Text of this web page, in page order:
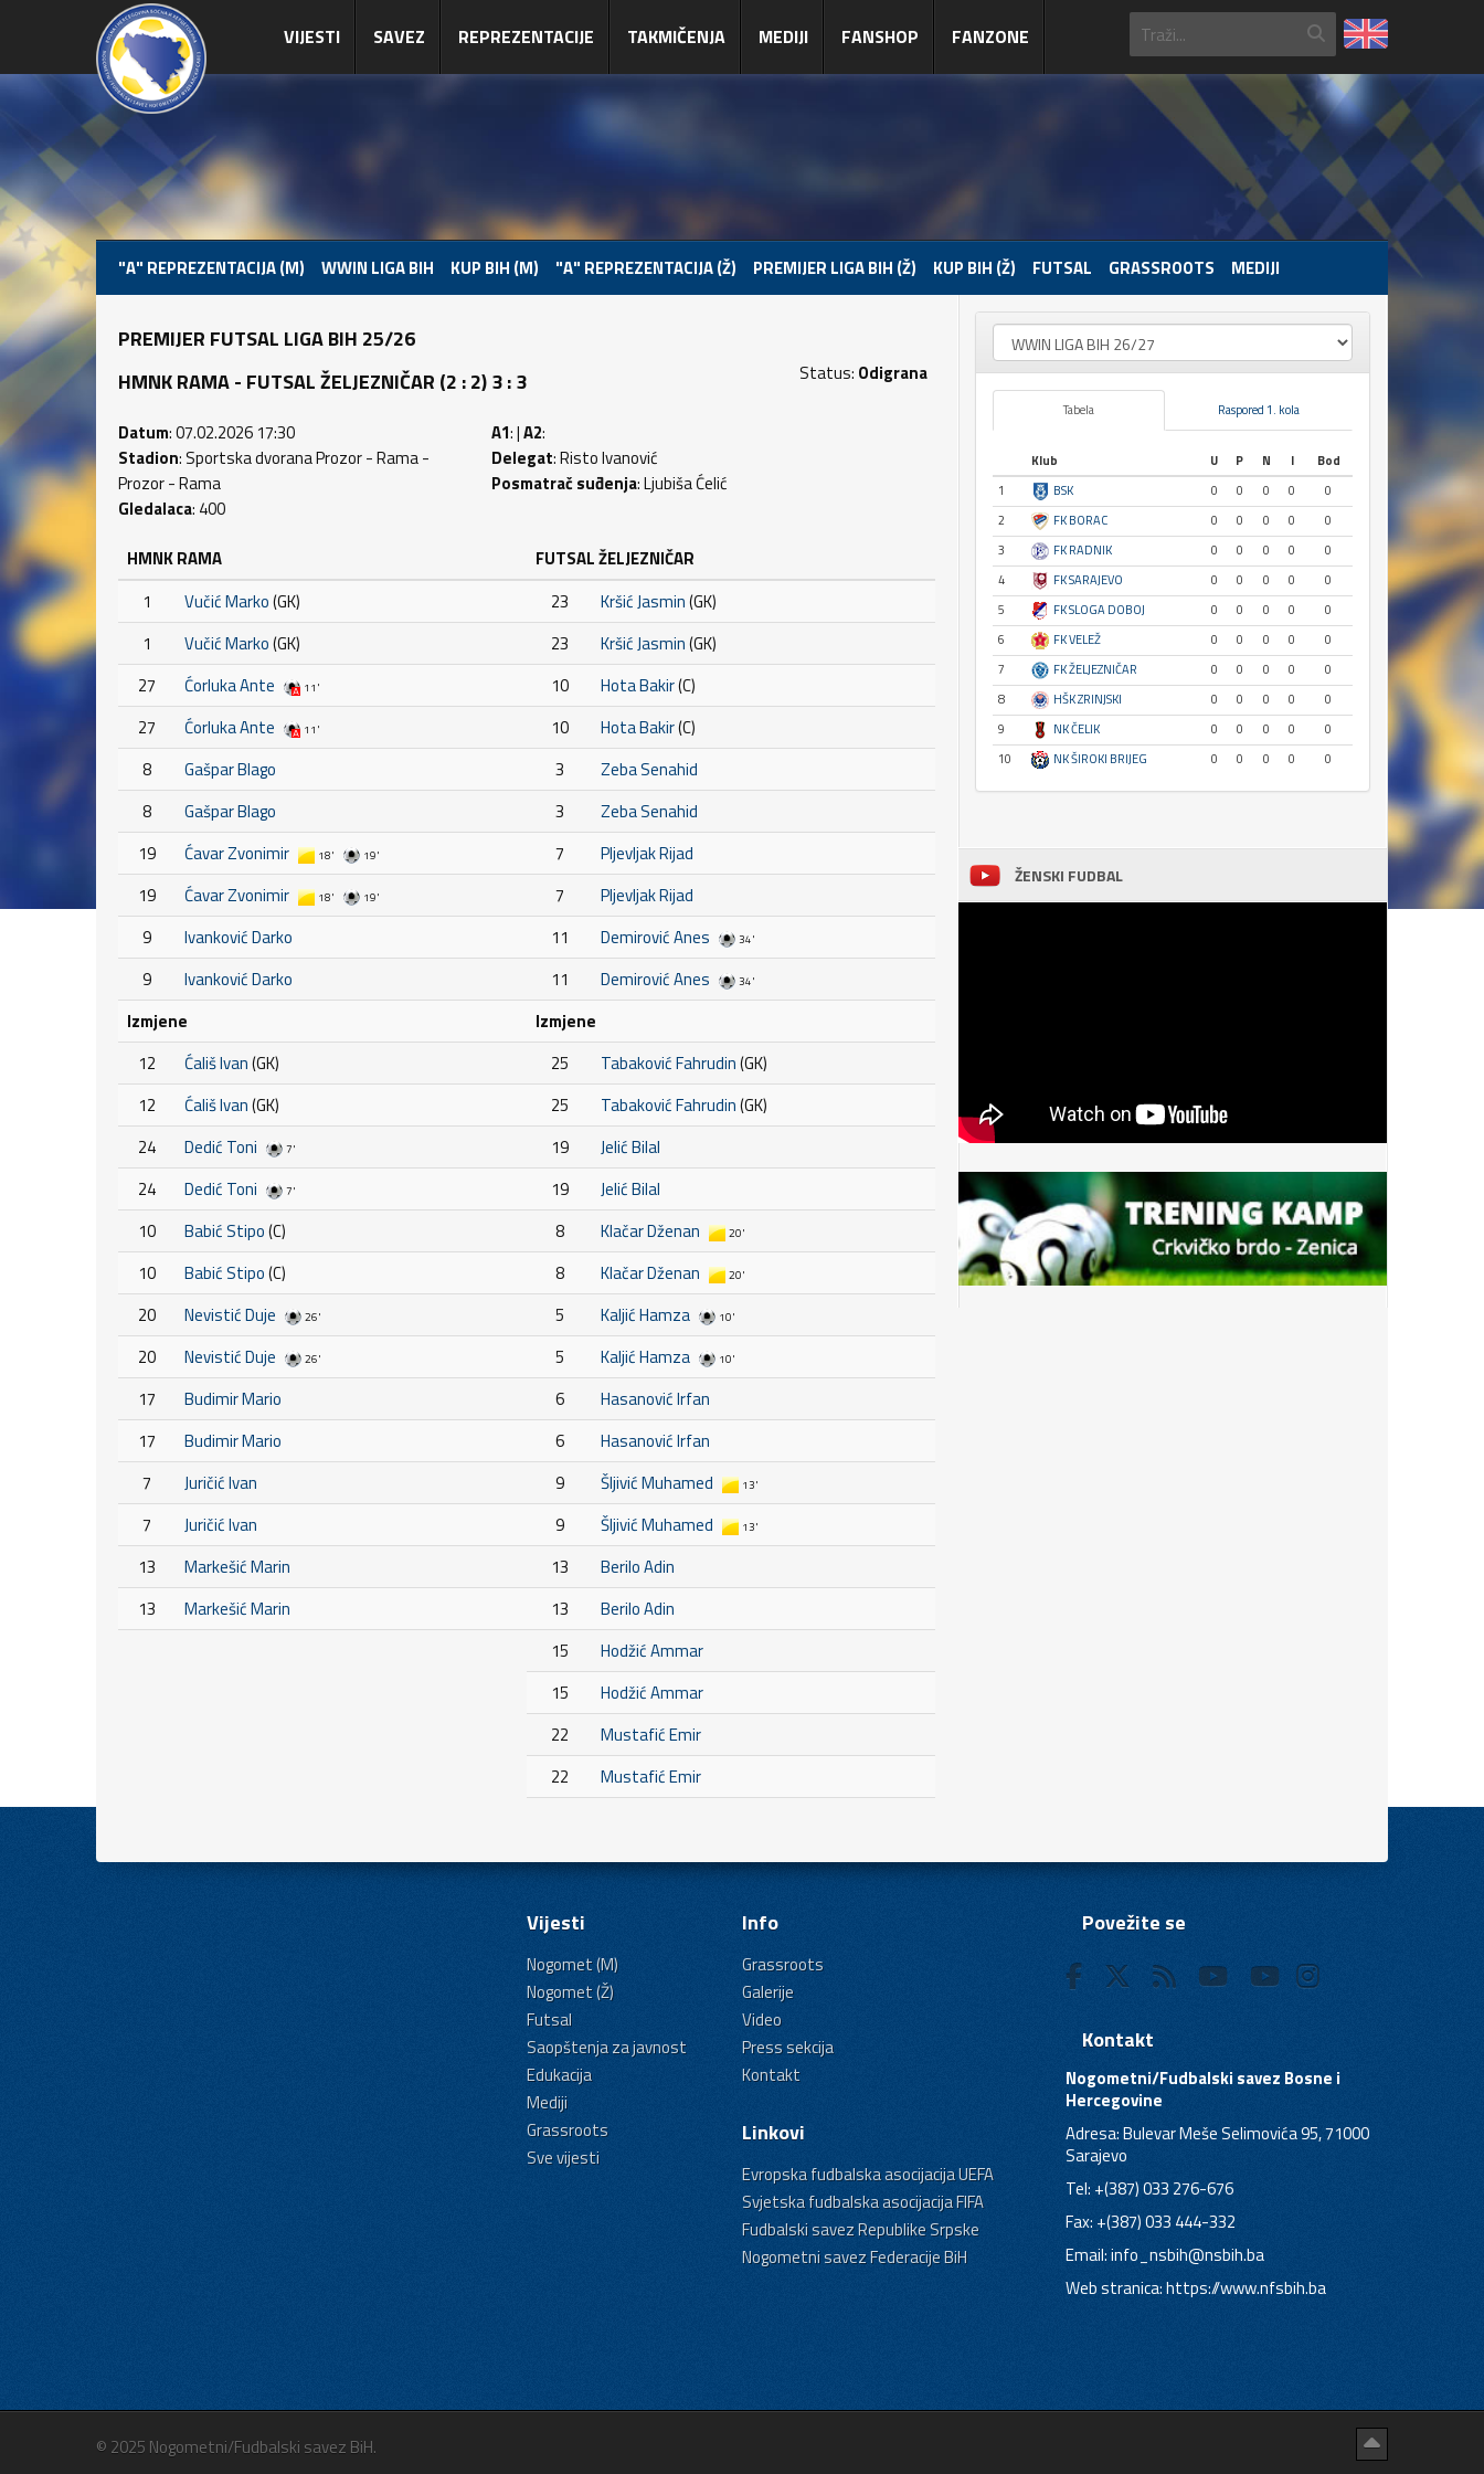
VIJESTI SAVEZ REPREZENTACIJE TAKMIČENJA MEDIJI FANSHOP FANZONE
"A" REPREZENTACIJA (M) WWIN LIGA BIH KUP BIH (M) "A" REPREZENTACIJA (Ž) PREMIJER LIGA BIH (Ž) KUP BIH (Ž) FUTSAL GRASSROOTS MEDIJI
PREMIJER FUTSAL LIGA BIH 25/26
HMNK RAMA - FUTSAL ŽELJEZNIČAR (2 : 2) 3 : 3
Status: Odigrana
Datum: 07.02.2026 17:30
Stadion: Sportska dvorana Prozor - Rama -
Prozor - Rama
Gledalaca: 400
A1: |A2:
Delegat: Risto Ivanović
Posmatrač suđenja: Ljubiša Ćelić
HMNK RAMA
1
Vučić Marko(GK)
1
Vučić Marko(GK)
27
Ćorluka Ante 11'
27 Ćorluka Ante 11'
8
Gašpar Blago
8
Gašpar Blago
19
Ćavar Zvonimir 18' 19'
19 Ćavar Zvonimir 18' 19'
9
Ivanković Darko
9
Ivanković Darko
Izmjene
12
Ćališ Ivan(GK)
12
Ćališ Ivan(GK)
24
Dedić Toni 7'
24 Dedić Toni 7'
10 Babić Stipo(C)
10
Babić Stipo(C)
20
Nevistić Duje 26'
20 Nevistić Duje 26'
17
Budimir Mario
17
Budimir Mario
7
Juričić Ivan
7
Juričić Ivan
13
Markešić Marin
13
Markešić Marin
FUTSAL ŽELJEZNIČAR
23
Kršić Jasmin(GK)
23
Kršić Jasmin(GK)
10
Hota Bakir(C)
10
Hota Bakir(C)
3
Zeba Senahid
3
Zeba Senahid
7
Pljevljak Rijad
7
Pljevljak Rijad
11
Demirović Anes 34'
11 Demirović Anes 34'
Izmjene
25
Tabaković Fahrudin(GK)
25
Tabaković Fahrudin(GK)
19
Jelić Bilal
19
Jelić Bilal
8
Klačar Dženan 20'
8 Klačar Dženan 20'
5 Kaljić Hamza 10'
5 Kaljić Hamza 10'
6
Hasanović Irfan
6
Hasanović Irfan
9
Šljivić Muhamed 13'
9 Šljivić Muhamed 13'
13
Berilo Adin
13
Berilo Adin
15
Hodžić Ammar
15
Hodžić Ammar
22
Mustafić Emir
22
Mustafić Emir
Tabela Raspored 1. kola
Klub U P N I
Bod
1
BSK 0 0 0 0
0
2
FK BORAC 0 0 0 0
0
3
FK RADNIK 0 0 0 0
0
4
FK SARAJEVO 0 0 0 0
0
5
FK SLOGA DOBOJ 0 0 0 0
0
6
FK VELEŽ 0 0 0 0
0
7
FK ŽELJEZNIČAR 0 0 0 0
0
8
HŠK ZRINJSKI 0 0 0 0
0
9
NK ČELIK 0 0 0 0
0
10
NK ŠIROKI BRIJEG 0 0 0 0 0
ŽENSKI FUDBAL
Vijesti
Nogomet (M)
Nogomet (Ž)
Futsal
Saopštenja za javnost
Edukacija
Mediji
Grassroots
Sve vijesti
Info
Grassroots
Galerije
Video
Press sekcija
Kontakt
Linkovi
Evropska fudbalska asocijacija UEFA
Svjetska fudbalska asocijacija FIFA
Fudbalski savez Republike Srpske
Nogometni savez Federacije BiH
Povežite se
Kontakt
Nogometni/Fudbalski savez Bosne i
Hercegovine
Adresa: Bulevar Meše Selimovića 95, 71000
Sarajevo
Tel: +(387) 033 276-676
Fax: +(387) 033 444-332
Email:info_nsbih@nsbih.ba
Web stranica: https://www.nfsbih.ba
© 2025 Nogometni/Fudbalski savez BiH.